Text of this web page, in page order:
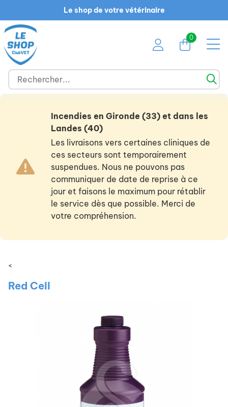
Le shop de votre vétérinaire
0
Incendies en Gironde (33) et dans les
Landes (40)
Les livraisons vers certaines cliniques de
ces secteurs sont temporairement
suspendues. Nous ne pouvons pas
communiquer de date de reprise à ce
jour et faisons le maximum pour rétablir
le service dès que possible. Merci de
votre compréhension.
<
Red Cell